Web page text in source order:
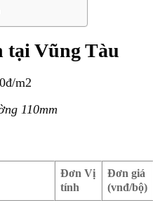
tại Vũng Tàu
m2
110mm
Đơn Vị
tính
Đơn giá
(vnđ/bộ)